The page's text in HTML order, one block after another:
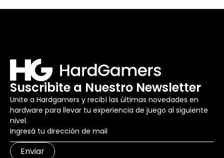
Suscribite a Nuestro Newsletter
Unite a Hardgamers y recibí las últimas novedades en
hardware para llevar tu experiencia de juego al siguiente
nivel.
Enviar